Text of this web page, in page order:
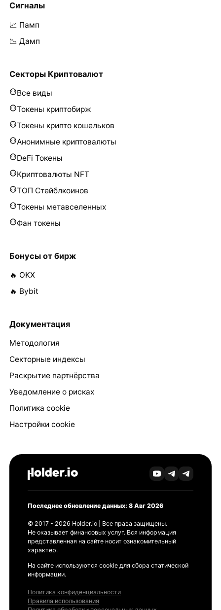
Сигналы
📈 Памп
📉 Дамп
Секторы Криптовалют
Все виды
Токены криптобирж
Токены крипто кошельков
Анонимные криптовалюты
DeFi Токены
Криптовалюты NFT
ТОП Стейблкоинов
Токены метавселенных
Фан токены
Бонусы от бирж
🔥 OKX
🔥 Bybit
Документация
Методология
Секторные индексы
Раскрытие партнёрства
Уведомление о рисках
Политика cookie
Настройки cookie
Последнее обновление данных: 8 Авг 2026
© 2017 - 2026 Holder.io | Все права защищены.
Не оказывает финансовых услуг. Вся информация
представленная на сайте носит ознакомительный
характер.
На сайте используются cookie для сбора статической
информации.
Политика конфиденциальности
Правила использования